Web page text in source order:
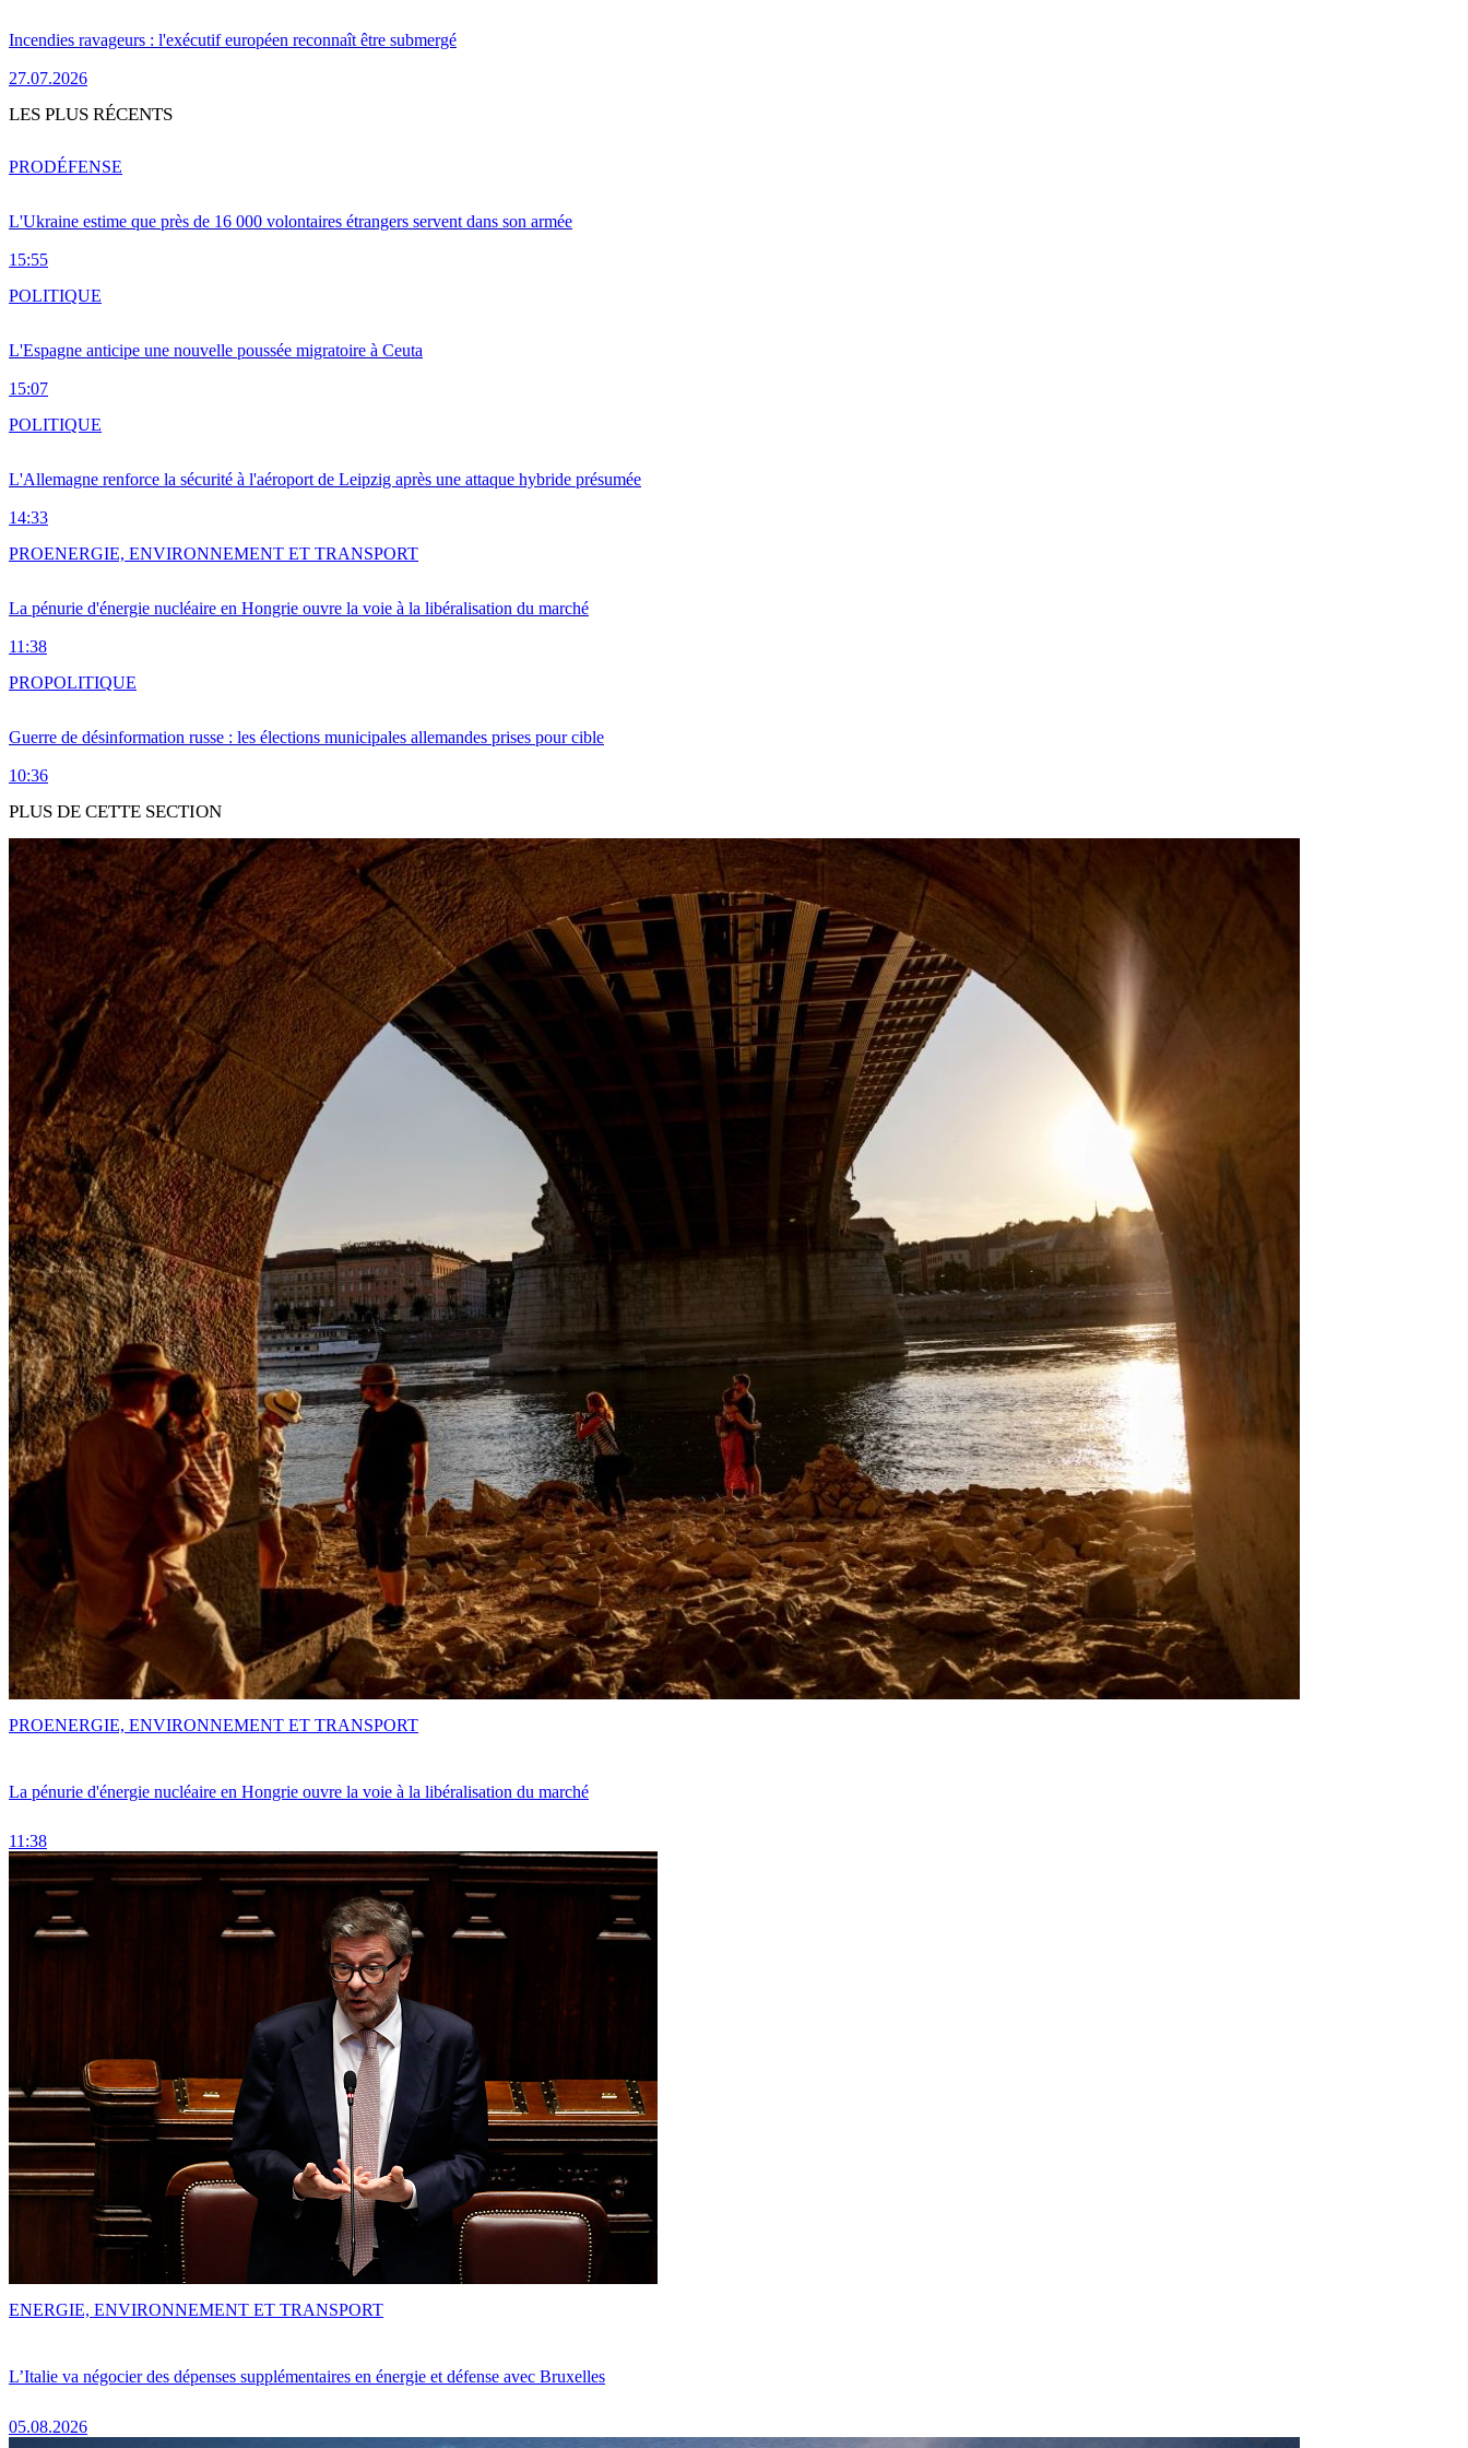
Incendies ravageurs : l'exécutif européen reconnaît être submergé
27.07.2026
LES PLUS RÉCENTS
L'Ukraine estime que près de 16 000 volontaires étrangers servent dans son armée
15:55
PRODÉFENSE
L'Espagne anticipe une nouvelle poussée migratoire à Ceuta
15:07
POLITIQUE
L'Allemagne renforce la sécurité à l'aéroport de Leipzig après une attaque hybride présumée
14:33
POLITIQUE
La pénurie d'énergie nucléaire en Hongrie ouvre la voie à la libéralisation du marché
11:38
PROENERGIE, ENVIRONNEMENT ET TRANSPORT
Guerre de désinformation russe : les élections municipales allemandes prises pour cible
10:36
PROPOLITIQUE
PLUS DE CETTE SECTION
La pénurie d'énergie nucléaire en Hongrie ouvre la voie à la libéralisation du marché
11:38
PROENERGIE, ENVIRONNEMENT ET TRANSPORT
L’Italie va négocier des dépenses supplémentaires en énergie et défense avec Bruxelles
05.08.2026
ENERGIE, ENVIRONNEMENT ET TRANSPORT